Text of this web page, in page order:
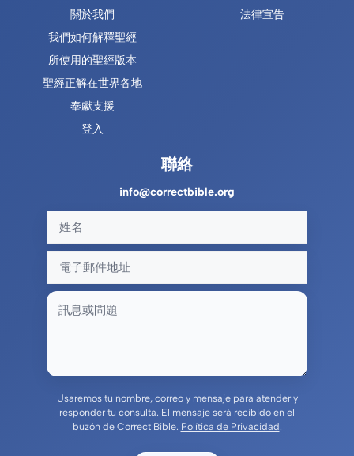
關於我們
我們如何解釋聖經
所使用的聖經版本
聖經正解在世界各地
奉獻支援
登入
法律宣告
聯絡
info@correctbible.org
Usaremos tu nombre, correo y mensaje para atender y
responder tu consulta. El mensaje será recibido en el
buzón de Correct Bible. Política de Privacidad.